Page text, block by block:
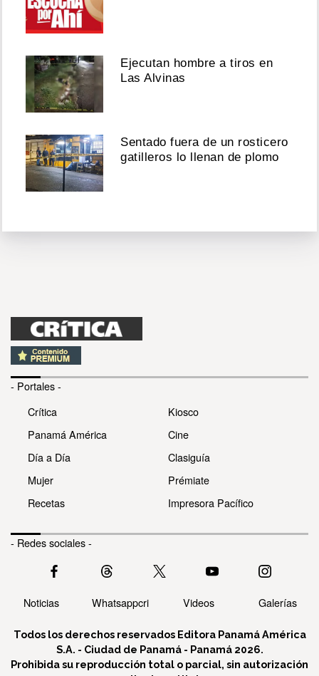
Ejecutan hombre a tiros en
Las Alvinas
Sentado fuera de un rosticero
gatilleros lo llenan de plomo
- Portales -
Crítica
Panamá América
Día a Día
Mujer
Recetas
Kiosco
Cine
Clasiguía
Prémiate
Impresora Pacífico
- Redes sociales -
Noticias Whatsappcri Videos Galerías
Todos los derechos reservados Editora Panamá América
S.A. - Ciudad de Panamá - Panamá 2026.
Prohibida su reproducción total o parcial, sin autorización